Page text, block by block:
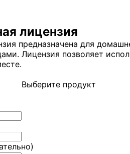
лицензия
предназначена для
Лицензия позволяет
Выберите продукт